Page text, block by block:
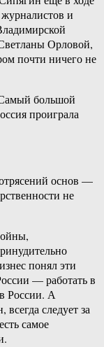
и
Орловой,
почти ничего не
большой
проиграла
основ —
не
понял эти
— работать в
России. А
следует за
самое